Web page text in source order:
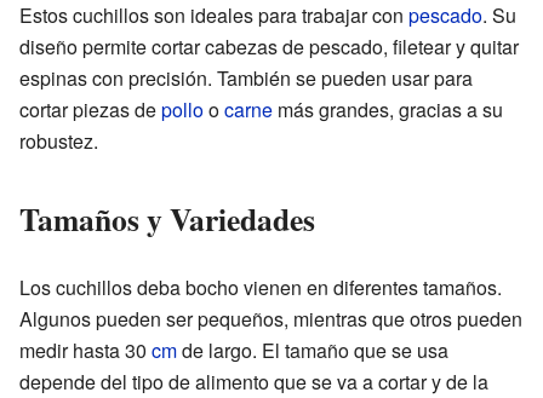
Estos cuchillos son ideales para trabajar con pescado. Su
diseño permite cortar cabezas de pescado, filetear y quitar
espinas con precisión. También se pueden usar para
cortar piezas depolloocarne más grandes, gracias a su
robustez.
Tamaños y Variedades
Los cuchillos deba bocho vienen en diferentes tamaños.
Algunos pueden ser pequeños, mientras que otros pueden
medir hasta 30 cmde largo. El tamaño que se usa
depende del tipo de alimento que se va a cortar y de la